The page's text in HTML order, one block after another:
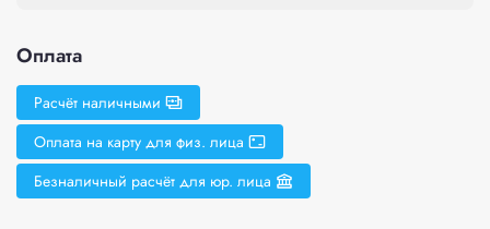
Оплата
Расчёт наличными
Оплата на карту для физ. лица
Безналичный расчёт для юр. лица